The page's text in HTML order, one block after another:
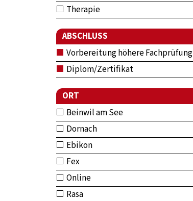
Therapie
ABSCHLUSS
Vorbereitung höhere Fachprüfung
Diplom/Zertifikat
ORT
Beinwil am See
Dornach
Ebikon
Fex
Online
Rasa